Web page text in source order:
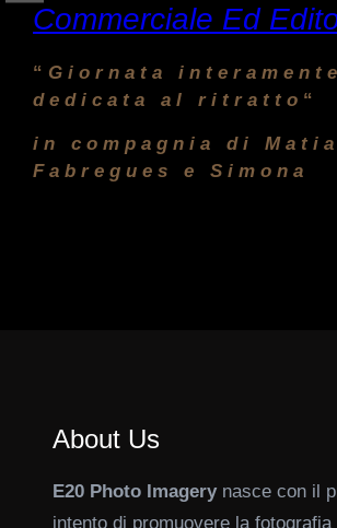
Commerciale Ed
“ Giornata interamente
dedicata al ritratto “
in compagnia di
Fabregues e Simona
About Us
E20 Photo Imagerynasce con il
intento di promuovere la